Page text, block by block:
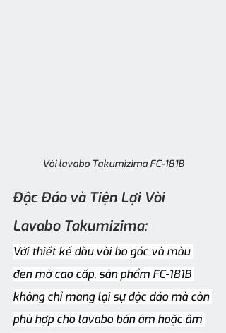
Vòi lavabo Takumizima FC-181B
Độc Đáo và Tiện Lợi Vòi
Lavabo Takumizima:
Với thiết kế đầu vòi bo góc và màu
đen mờ cao cấp, sản phẩm FC-181B
không chỉ mang lại sự độc đáo mà còn
phù hợp cho lavabo bán âm hoặc âm